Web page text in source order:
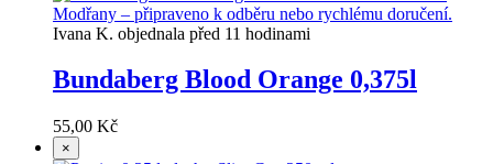
Ivana K. objednala před 11 hodinami
Bundaberg Blood Orange 0,375l
55,00 Kč
×